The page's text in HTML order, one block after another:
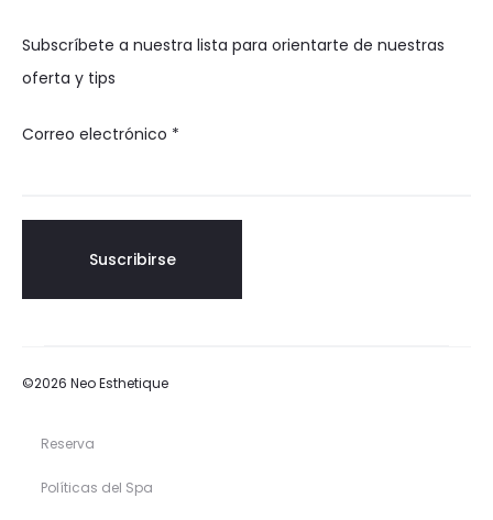
Subscríbete a nuestra lista para orientarte de nuestras
oferta y tips
Correo electrónico *
©2026 Neo Esthetique
Reserva
Políticas del Spa